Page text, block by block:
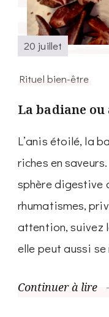
20 juillet
Rituel bien-être
La badiane
L’anis étoilé, la
riches en
sphère digestive
rhumatismes,
attention, suivez
elle peut aussi se
Continuer à lire